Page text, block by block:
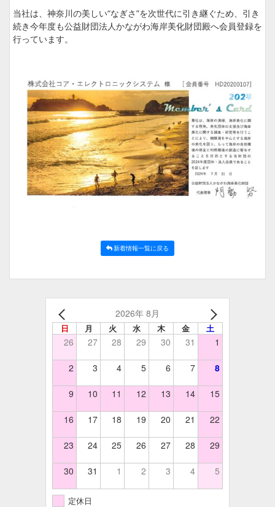
当社は、神奈川の美しい“なぎさ”を次世代に引き継ぐため、引き
続き今年度も公益財団法人かながわ海岸美化財団殿へ会員登録を
行っています。
新着情報一覧に戻る
2026年 8月
日 月 火 水 木 金 土
26 27 28 29 30 31 1
2 3 4 5 6 7 8
9 10 11 12 13 14 15
16 17 18 19 20 21 22
23 24 25 26 27 28 29
30 31 1 2 3 4 5
定休日